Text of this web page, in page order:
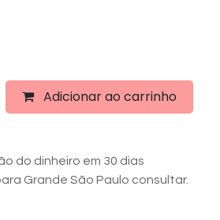
Adicionar ao carrinho
do dinheiro em 30 dias
Grande São Paulo consultar.